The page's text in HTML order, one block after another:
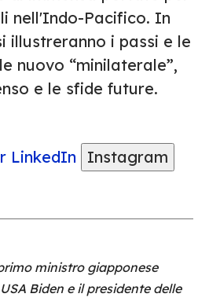
nell'Indo-Pacifico. In
illustreranno i passi e le
nuovo “minilaterale”,
e le sfide future.
LinkedIn
Instagram
ministro giapponese
Biden e il presidente delle